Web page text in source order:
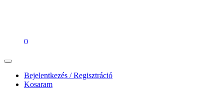
0
Bejelentkezés / Regisztráció
Kosaram